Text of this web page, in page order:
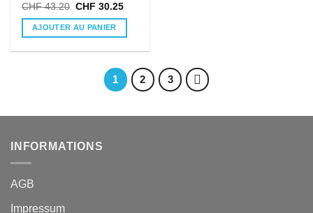
CHF43.20 CHF 30.25
AJOUTER AU PANIER
1 2 3
INFORMATIONS
AGB
Impressum